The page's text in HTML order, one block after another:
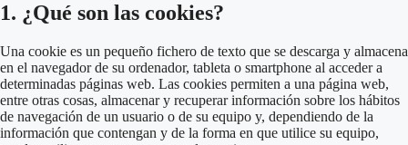
1. ¿Qué son las cookies?
Una cookie es un pequeño fichero de texto que se descarga y almacena
en el navegador de su ordenador, tableta o smartphone al acceder a
determinadas páginas web. Las cookies permiten a una página web,
entre otras cosas, almacenar y recuperar información sobre los hábitos
de navegación de un usuario o de su equipo y, dependiendo de la
información que contengan y de la forma en que utilice su equipo,